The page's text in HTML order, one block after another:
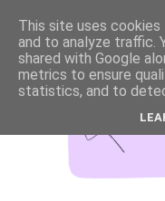
This site uses
and to analyze traffic.
shared with Google
metrics to ensure
statistics, and to